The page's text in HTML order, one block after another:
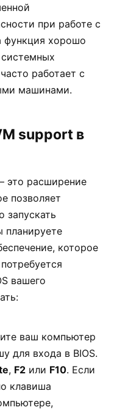
при работе с
функция хорошо
работает с
машинами.
support в
это расширение
позволяет
запускать
планируете
которое
вашего
ваш компьютер
для входа в BIOS.
, F2 или F10. Если
клавиша